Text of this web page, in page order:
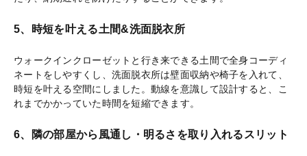
5、時短を叶える土間&洗面脱衣所
ウォークインクローゼットと行き来できる土間で全身コーディ
ネートをしやすくし、洗面脱衣所は壁面収納や椅子を入れて、
時短を叶える空間にしました。動線を意識して設計すると、こ
れまでかかっていた時間を短縮できます。
6、隣の部屋から風通し・明るさを取り入れるスリット